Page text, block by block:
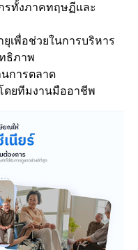
รทั้งภาคทฤษฏีและ
เพื่อช่วยในการบริหาร
ธิภาพ
การตลาด
ดยทีมงานมืออาชีพ